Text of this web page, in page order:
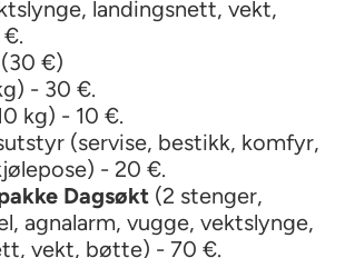
landingsnett, vekt,
€)
- 30 €.
kg) - 10 €.
(servise, bestikk, komfyr,
- 20 €.
Dagsøkt (2 stenger,
agnalarm, vugge, vektslynge,
vekt, bøtte) - 70 €.